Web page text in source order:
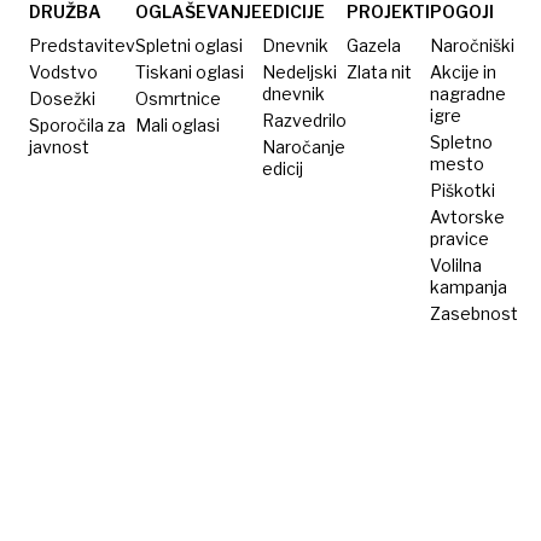
v
zapečateni
steklenici
DRUŽBA
Predstavitev
Vodstvo
Dosežki
Sporočila za
javnost
OGLAŠEVANJE
Spletni oglasi
Tiskani oglasi
Osmrtnice
Mali oglasi
EDICIJE
Dnevnik
Nedeljski
dnevnik
Razvedrilo
Naročanje
edicij
PROJEKTI
Gazela
Zlata nit
POGOJI
Naročniški
Akcije in
nagradne
igre
Spletno
mesto
Piškotki
Avtorske
pravice
Volilna
kampanja
Zasebnost